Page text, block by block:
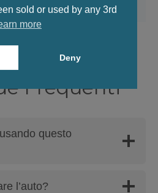
sold or used by any 3rd
more
Deny
Frequenti
questo
l’auto?